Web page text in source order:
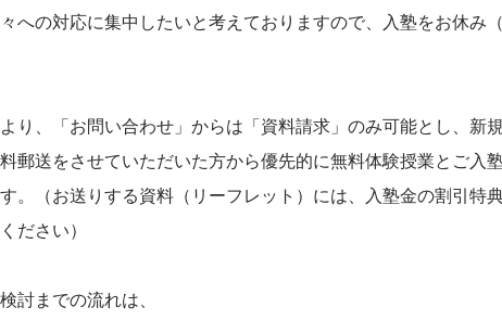
への対応に集中したいと考えておりますので、入塾をお休み
り、「お問い合わせ」からは「資料請求」のみ可能とし、新
郵送をさせていただいた方から優先的に無料体験授業とご入
。（お送りする資料（リーフレット）には、入塾金の割引特
ださい）
討までの流れは、